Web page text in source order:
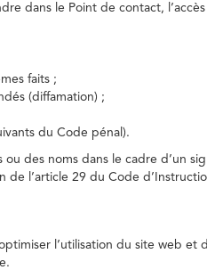
dans le Point de contact,
faits ;
(diffamation) ;
du Code pénal).
des noms dans le cadre d’un
l’article 29 du Code
l’utilisation du site web et